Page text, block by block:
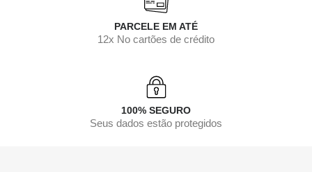
PARCELE EM ATÉ
12x No cartões de crédito
100% SEGURO
Seus dados estão protegidos